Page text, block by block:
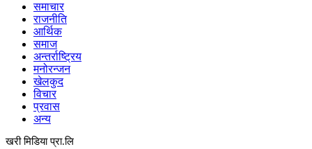
समाचार
राजनीति
आर्थिक
समाज
अन्तर्राष्ट्रिय
मनोरन्जन
खेलकुद
विचार
प्रवास
अन्य
खरी मिडिया प्रा.लि